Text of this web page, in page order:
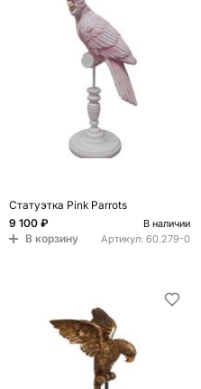
Статуэтка Pink Parrots
9 100 ₽
В наличии
В корзину Артикул: 60.279-0